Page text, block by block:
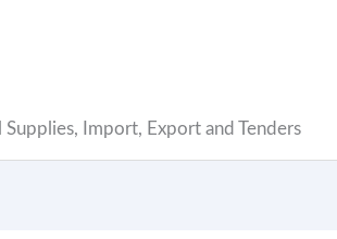
Supplies, Import, Export and Tenders